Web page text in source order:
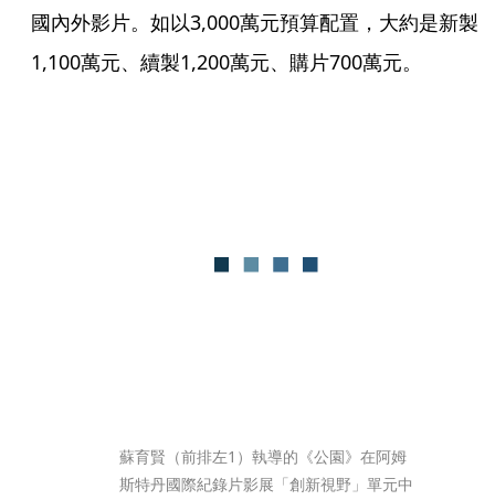
國內外影片。如以3,000萬元預算配置，大約是新製
1,100萬元、續製1,200萬元、購片700萬元。
蘇育賢（前排左1）執導的《公園》在阿姆
斯特丹國際紀錄片影展「創新視野」單元中